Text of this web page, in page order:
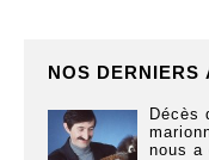
NOS DERNIERS
Décès
nous a